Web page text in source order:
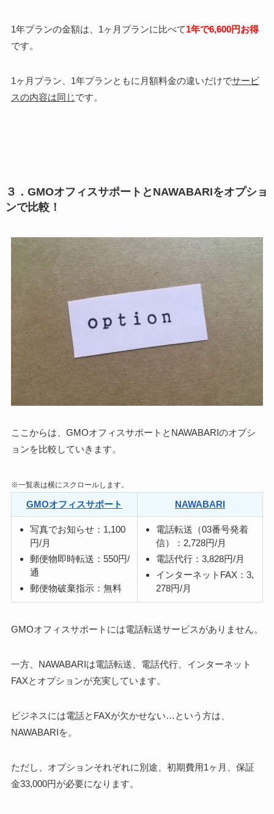
1年プランの金額は、1ヶ月プランに比べて1年で6,600円お得
です。
1ヶ月プラン、1年プランともに月額料金の違いだけでサービ
スの内容は同じです。
３．GMOオフィスサポートとNAWABARIをオプショ
ンで比較！
ここからは、GMOオフィスサポートとNAWABARIのオプシ
ョンを比較 していきます。
※一覧表は横にスクロールします。
GMOオフィスサポート NAWABARI
写真でお知らせ：1,100
円/月
郵便物即時転送：550円/
通
郵便物破棄指示：無料
電話転送（03番号発着
信）：2,728円/月
電話代行：3,828円/月
インターネットFAX：3,
278円/月
GMOオフィスサポートには電話転送サービスがありません。
一方、NAWABARIは電話転送、電話代行、インターネット
FAXとオプションが充実しています。
ビジネスには電話とFAXが欠かせない…という方は、
NAWABARIを。
ただし、オプションそれぞれに別途、初期費用1ヶ月、保証
金33,000円が必要になります。